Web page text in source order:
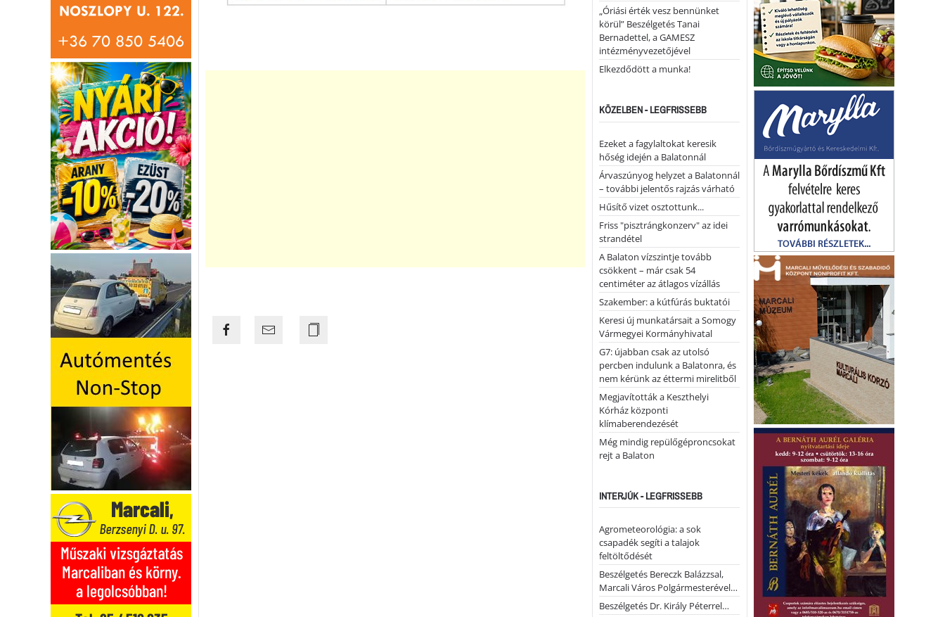
„Óriási érték vesz bennünket
körül” Beszélgetés Tanai
Bernadettel, a GAMESZ
intézményvezetőjével
Elkezdődött a munka!
KÖZELBEN - LEGFRISSEBB
Ezeket a fagylaltokat keresik
hőség idején a Balatonnál
Árvaszúnyog helyzet a Balatonnál
– további jelentős rajzás várható
Hűsítő vizet osztottunk...
Friss "pisztrángkonzerv" az idei
strandétel
A Balaton vízszintje tovább
csökkent – már csak 54
centiméter az átlagos vízállás
Szakember: a kútfúrás buktatói
Keresi új munkatársait a Somogy
Vármegyei Kormányhivatal
G7: újabban csak az utolsó
percben indulunk a Balatonra, és
nem kérünk az éttermi mirelitből
Megjavították a Keszthelyi
Kórház központi
klímaberendezését
Még mindig repülőgéproncsokat
rejt a Balaton
INTERJÚK - LEGFRISSEBB
Agrometeorológia: a sok
csapadék segíti a talajok
feltöltődését
Beszélgetés Bereczk Balázzsal,
Marcali Város Polgármesterével…
Beszélgetés Dr. Király Péterrel…